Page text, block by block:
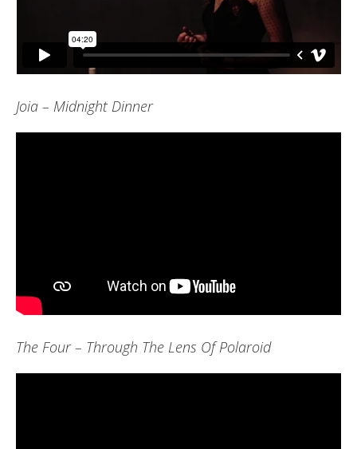
Joia – Midnight Dinner
The Four – Through The Lens Of Polaroid